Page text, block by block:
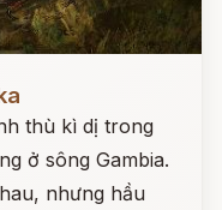
thù kì dị trong
ở sông Gambia.
nhưng hầu